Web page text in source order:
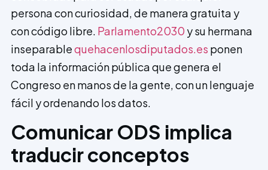
persona con curiosidad, de manera gratuita y
con código libre. Parlamento2030 y su hermana
inseparablequehacenlosdiputados.es ponen
toda la información pública que genera el
Congreso en manos de la gente, con un lenguaje
fácil y ordenando los datos.
Comunicar ODS implica
traducir conceptos